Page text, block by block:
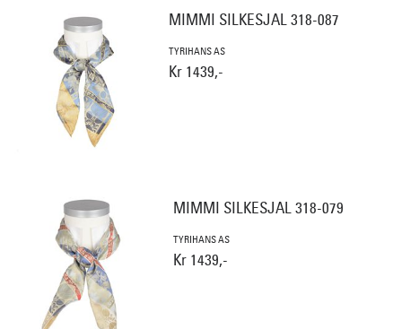
MIMMI SILKESJAL 318-087
TYRIHANS AS
Kr 1439,-
MIMMI SILKESJAL 318-079
TYRIHANS AS
Kr 1439,-